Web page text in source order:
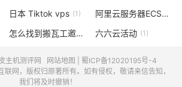
日本 Tiktok vps (1) 阿里云服务器ECS(3)
怎么找到搬瓦工邀请码 (1)
六六云活动 (1)
主机测评网 网站地图
蜀ICP备12020195号-4
联网，版权归原著所有。如有侵权，敬请来信告知，
我们将及时撤销！